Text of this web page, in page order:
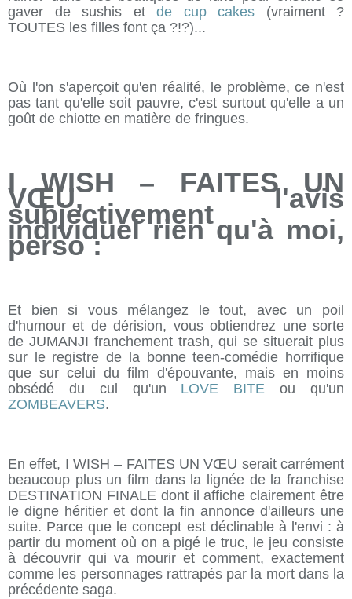
gaver de sushis et de cup cakes (vraiment ?
TOUTES les filles font ça ?!?)...
Où l'on s'aperçoit qu'en réalité, le problème, ce n'est
pas tant qu'elle soit pauvre, c'est surtout qu'elle a un
goût de chiotte en matière de fringues.
I WISH – FAITES UN
VŒU, l'avis
subjectivement
individuel rien qu'à moi,
perso :
Et bien si vous mélangez le tout, avec un poil
d'humour et de dérision, vous obtiendrez une sorte
de JUMANJI franchement trash, qui se situerait plus
sur le registre de la bonne teen-comédie horrifique
que sur celui du film d'épouvante, mais en moins
obsédé du cul qu'un LOVE BITE ou qu'un
ZOMBEAVERS.
En effet, I WISH – FAITES UN VŒU serait carrément
beaucoup plus un film dans la lignée de la franchise
DESTINATION FINALE dont il affiche clairement être
le digne héritier et dont la fin annonce d'ailleurs une
suite. Parce que le concept est déclinable à l'envi : à
partir du moment où on a pigé le truc, le jeu consiste
à découvrir qui va mourir et comment, exactement
comme les personnages rattrapés par la mort dans la
précédente saga.